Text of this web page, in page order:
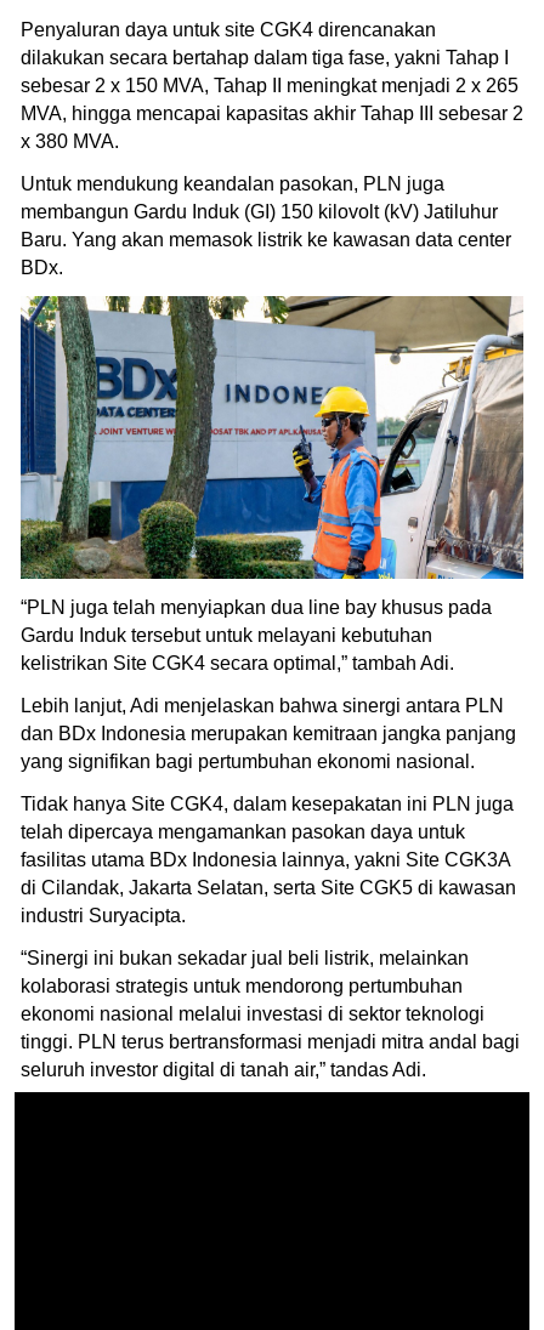
Penyaluran daya untuk site CGK4 direncanakan
dilakukan secara bertahap dalam tiga fase, yakni Tahap I
sebesar 2 x 150 MVA, Tahap II meningkat menjadi 2 x 265
MVA, hingga mencapai kapasitas akhir Tahap III sebesar 2
x 380 MVA.
Untuk mendukung keandalan pasokan, PLN juga
membangun Gardu Induk (GI) 150 kilovolt (kV) Jatiluhur
Baru. Yang akan memasok listrik ke kawasan data center
BDx.
“PLN juga telah menyiapkan dua line bay khusus pada
Gardu Induk tersebut untuk melayani kebutuhan
kelistrikan Site CGK4 secara optimal,” tambah Adi.
Lebih lanjut, Adi menjelaskan bahwa sinergi antara PLN
dan BDx Indonesia merupakan kemitraan jangka panjang
yang signifikan bagi pertumbuhan ekonomi nasional.
Tidak hanya Site CGK4, dalam kesepakatan ini PLN juga
telah dipercaya mengamankan pasokan daya untuk
fasilitas utama BDx Indonesia lainnya, yakni Site CGK3A
di Cilandak, Jakarta Selatan, serta Site CGK5 di kawasan
industri Suryacipta.
“Sinergi ini bukan sekadar jual beli listrik, melainkan
kolaborasi strategis untuk mendorong pertumbuhan
ekonomi nasional melalui investasi di sektor teknologi
tinggi. PLN terus bertransformasi menjadi mitra andal bagi
seluruh investor digital di tanah air,” tandas Adi.